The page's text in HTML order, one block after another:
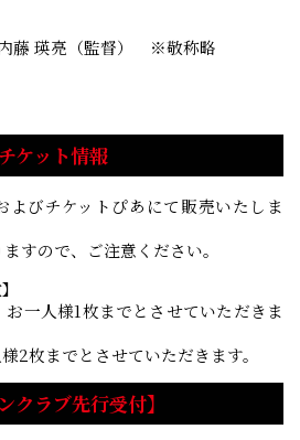
藤 瑛亮（監督） ※敬称略
チケット情報
よびチケットぴあにて販売いたしま
すので、ご注意ください。
】
お一人様1枚までとさせていただきま
2枚までとさせていただきます。
クラブ先行受付】